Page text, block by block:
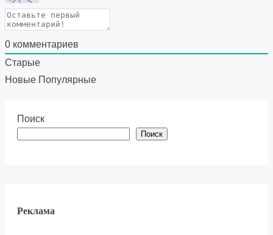
0 комментариев
Старые
Новые Популярные
Поиск
Поиск
Реклама